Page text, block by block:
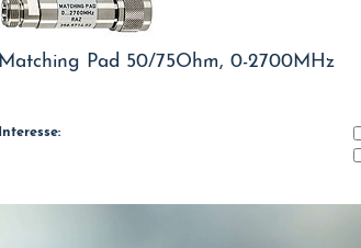
Matching Pad 50/75Ohm, 0-2700MHz
Interesse: